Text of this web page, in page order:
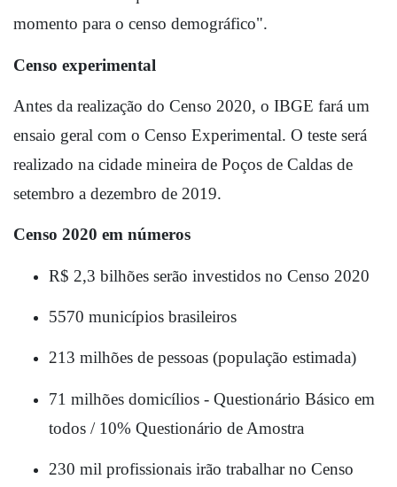
momento para o censo demográfico".
Censo experimental
Antes da realização do Censo 2020, o IBGE fará um
ensaio geral com o Censo Experimental. O teste será
realizado na cidade mineira de Poços de Caldas de
setembro a dezembro de 2019.
Censo 2020 em números
R$ 2,3 bilhões serão investidos no Censo 2020
5570 municípios brasileiros
213 milhões de pessoas (população estimada)
71 milhões domicílios - Questionário Básico em
todos / 10% Questionário de Amostra
230 mil profissionais irão trabalhar no Censo